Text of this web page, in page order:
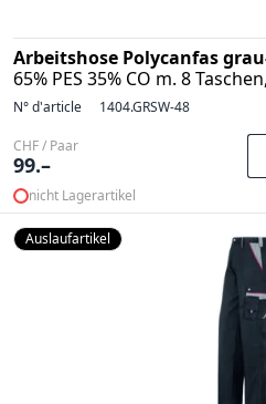
Arbeitshose Polycanfas
65% PES 35% CO m. 8
N° d'article 1404.GRSW-48
CHF / Paar
99.–
nicht Lagerartikel
Auslaufartikel